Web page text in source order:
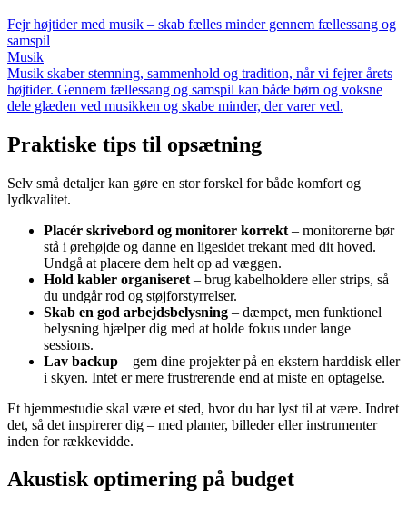
Fejr højtider med musik – skab fælles minder gennem fællessang og
samspil
Musik
Musik skaber stemning, sammenhold og tradition, når vi fejrer årets
højtider. Gennem fællessang og samspil kan både børn og voksne
dele glæden ved musikken og skabe minder, der varer ved.
Praktiske tips til opsætning
Selv små detaljer kan gøre en stor forskel for både komfort og
lydkvalitet.
Placér skrivebord og monitorer korrekt – monitorerne bør
stå i ørehøjde og danne en ligesidet trekant med dit hoved.
Undgå at placere dem helt op ad væggen.
Hold kabler organiseret – brug kabelholdere eller strips, så
du undgår rod og støjforstyrrelser.
Skab en god arbejdsbelysning – dæmpet, men funktionel
belysning hjælper dig med at holde fokus under lange
sessions.
Lav backup – gem dine projekter på en ekstern harddisk eller
i skyen. Intet er mere frustrerende end at miste en optagelse.
Et hjemmestudie skal være et sted, hvor du har lyst til at være. Indret
det, så det inspirerer dig – med planter, billeder eller instrumenter
inden for rækkevidde.
Akustisk optimering på budget